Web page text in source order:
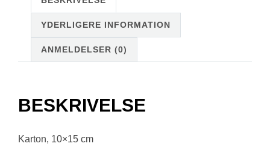
YDERLIGERE INFORMATION
ANMELDELSER (0)
BESKRIVELSE
Karton, 10×15 cm